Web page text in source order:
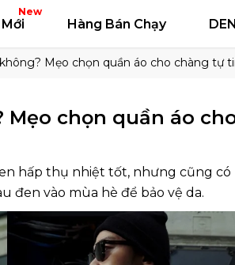
New
Hàng Bán Chạy
Mẹo chọn quần áo cho chàng tự
chọn quần áo
hấp thụ nhiệt tốt, nhưng cũng có
đen vào mùa hè để bảo vệ da.